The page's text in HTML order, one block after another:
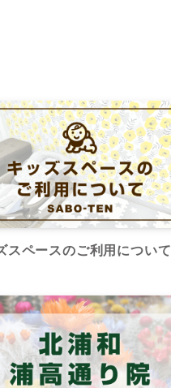
スペースのご利用について